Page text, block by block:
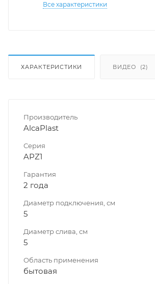
Все характеристики
ХАРАКТЕРИСТИКИ ВИДЕО (2)
Производитель
AlcaPlast
Серия
APZ1
Гарантия
2 года
Диаметр подключения, см
5
Диаметр слива, см
5
Область применения
бытовая